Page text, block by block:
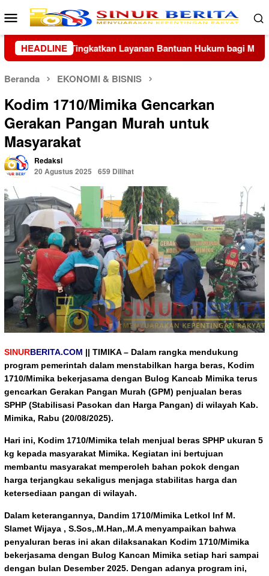
Loncat
ke
konten
Menu
Mobile
HEADLINE
bagi Masyarakat Wapang TNI Hadiri Penyampaian
Beranda EKONOMI & BISNIS
Kodim 1710/Mimika Gencarkan
Gerakan Pangan Murah untuk
Masyarakat
Redaksi
20 Agustus 2025
659 Dilihat
SINURBERITA.COM || TIMIKA – Dalam rangka mendukung
program pemerintah dalam menstabilkan harga beras, Kodim
1710/Mimika bekerjasama dengan Bulog Kancab Mimika terus
gencarkan Gerakan Pangan Murah (GPM) penjualan beras
SPHP (Stabilisasi Pasokan dan Harga Pangan) di wilayah Kab.
Mimika, Rabu (20/08/2025).
Hari ini, Kodim 1710/Mimika telah menjual beras SPHP ukuran 5
kg kepada masyarakat Mimika. Kegiatan ini bertujuan
membantu masyarakat memperoleh bahan pokok dengan
harga terjangkau sekaligus menjaga stabilitas harga dan
ketersediaan pangan di wilayah.
Dalam keterangannya, Dandim 1710/Mimika Letkol Inf M.
Slamet Wijaya , S.Sos,.M.Han,.M.A menyampaikan bahwa
penyaluran beras ini akan dilaksanakan Kodim 1710/Mimika
bekerjasama dengan Bulog Kancan Mimika setiap hari sampai
dengan bulan Desember 2025. Dengan adanya program ini,